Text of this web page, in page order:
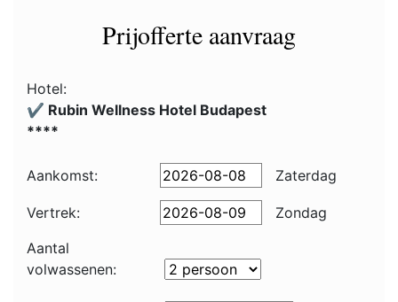
Prijofferte aanvraag
Hotel:
✔️ Rubin Wellness Hotel Budapest
****
Aankomst: Zaterdag
Vertrek:
Zondag
Aantal
volwassenen: